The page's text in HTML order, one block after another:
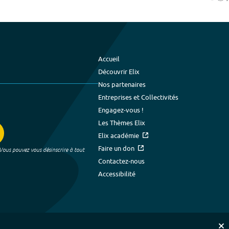
pouvez vous désinscrire à tout
Accueil
Découvrir Elix
Nos partenaires
Entreprises et Collectivités
Engagez-vous !
Les Thèmes Elix
Elix académie
Faire un don
Contactez-nous
Accessibilité